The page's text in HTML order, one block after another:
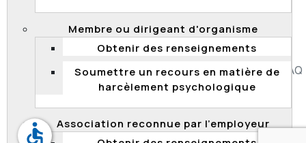
Membre ou dirigeant d'organisme
Obtenir des renseignements
Soumettre un recours en matière de
harcèlement psychologique
Association reconnue par l’employeur
2023 QCCFP 23
Accessibilité Plan du site Diffusion de l'information
FAQ
Liens utiles Carrière Politique de confidentialité
accessible